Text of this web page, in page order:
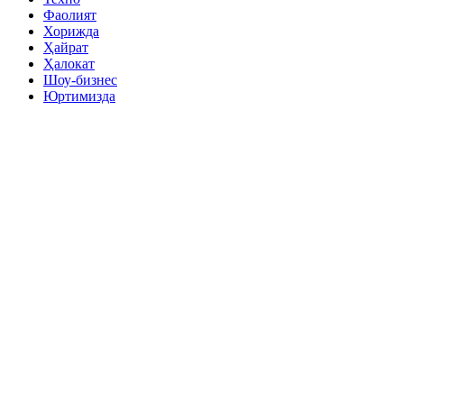
Фаолият
Хорижда
Ҳайрат
Ҳалокат
Шоу-бизнес
Юртимизда